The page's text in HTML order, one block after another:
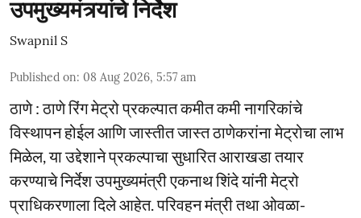
उपमुख्यमंत्र्यांचे निर्देश
Swapnil S
Published on: 08 Aug 2026, 5:57 am
ठाणे : ठाणे रिंग मेट्रो प्रकल्पात कमीत कमी नागरिकांचे
विस्थापन होईल आणि जास्तीत जास्त ठाणेकरांना मेट्रोचा लाभ
मिळेल, या उद्देशाने प्रकल्पाचा सुधारित आराखडा तयार
करण्याचे निर्देश उपमुख्यमंत्री एकनाथ शिंदे यांनी मेट्रो
प्राधिकरणाला दिले आहेत. परिवहन मंत्री तथा ओवळा-